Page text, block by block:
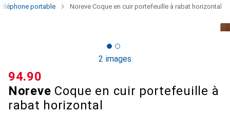
portable Noreve Coque en cuir portefeuille à rabat horizontal
2 images
Noreve Coque en cuir portefeuille à
rabat horizontal
CHF
94.90